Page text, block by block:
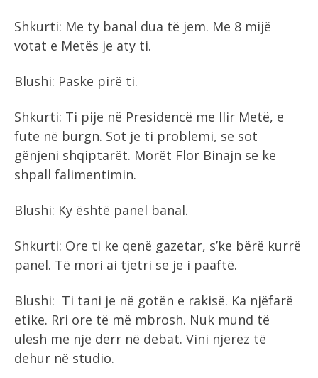
Shkurti: Me ty banal dua të jem. Me 8 mijë
votat e Metës je aty ti.
Blushi: Paske pirë ti.
Shkurti: Ti pije në Presidencë me Ilir Metë, e
fute në burgn. Sot je ti problemi, se sot
gënjeni shqiptarët. Morët Flor Binajn se ke
shpall falimentimin.
Blushi: Ky është panel banal.
Shkurti: Ore ti ke qenë gazetar, s’ke bërë kurrë
panel. Të mori ai tjetri se je i paaftë.
Blushi: Ti tani je në gotën e rakisë. Ka njëfarë
etike. Rri ore të më mbrosh. Nuk mund të
ulesh me një derr në debat. Vini njerëz të
dehur në studio.